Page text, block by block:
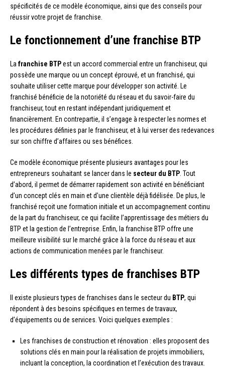
spécificités de ce modèle économique, ainsi que des conseils pour
réussir votre projet de franchise.
Le fonctionnement d’une franchise BTP
Lafranchise BTPest un accord commercial entre un franchiseur, qui
possède une marque ou un concept éprouvé, et un franchisé, qui
souhaite utiliser cette marque pour développer son activité. Le
franchisé bénéficie de la notoriété du réseau et du savoir-faire du
franchiseur, tout en restant indépendant juridiquement et
financièrement. En contrepartie, il s’engage à respecter les normes et
les procédures définies par le franchiseur, et à lui verser des redevances
sur son chiffre d’affaires ou ses bénéfices.
Ce modèle économique présente plusieurs avantages pour les
entrepreneurs souhaitant se lancer dans le secteur du BTP. Tout
d’abord, il permet de démarrer rapidement son activité en bénéficiant
d’un concept clés en main et d’une clientèle déjà fidélisée. De plus, le
franchisé reçoit une formation initiale et un accompagnement continu
de la part du franchiseur, ce qui facilite l’apprentissage des métiers du
BTP et la gestion de l’entreprise. Enfin, la franchise BTP offre une
meilleure visibilité sur le marché grâce à la force du réseau et aux
actions de communication menées par le franchiseur.
Les différents types de franchises BTP
Il existe plusieurs types de franchises dans le secteur du BTP, qui
répondent à des besoins spécifiques en termes de travaux,
d’équipements ou de services. Voici quelques exemples :
Les franchises de construction et rénovation : elles proposent des
solutions clés en main pour la réalisation de projets immobiliers,
incluant la conception, la coordination et l’exécution des travaux.